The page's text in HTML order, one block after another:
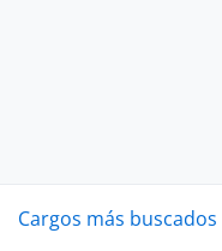
Cargos más buscados